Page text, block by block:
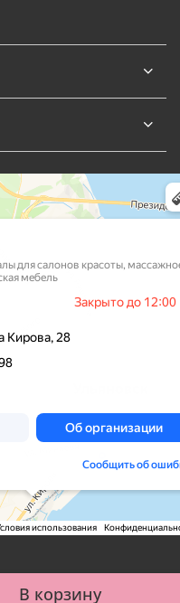
В корзину